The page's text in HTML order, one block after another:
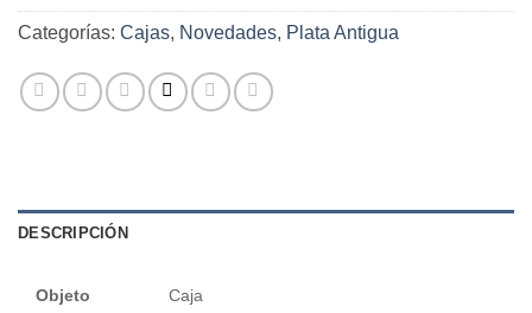
Categorías: Cajas, Novedades, Plata Antigua
DESCRIPCIÓN
Objeto Caja